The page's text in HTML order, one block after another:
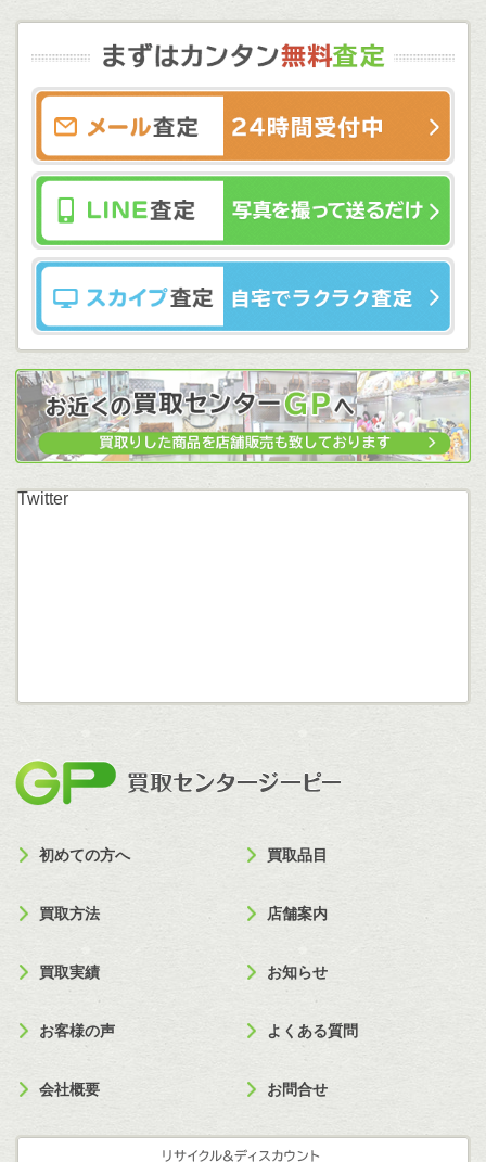
Twitter
初めての方へ 買取品目
買取方法 店舗案内
買取実績 お知らせ
お客様の声 よくある質問
会社概要 お問合せ